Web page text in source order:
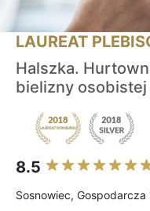
LAUREAT
Halszka.
bielizny osobistej
8.5
Sosnowiec, Gospodarcza